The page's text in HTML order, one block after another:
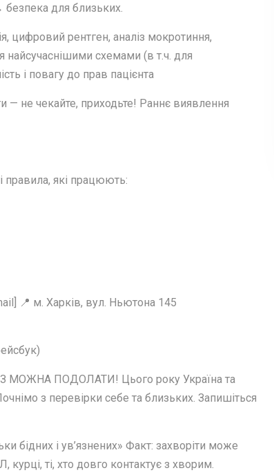
для близьких.
цифровий рентген, аналіз мокротиння,
найсучаснішими схемами (в т.ч. для
і повагу до прав пацієнта
— не чекайте, приходьте! Раннє виявлення
правила, які працюють:
📍 м. Харків, вул. Ньютона 145
МОЖНА ПОДОЛАТИ! Цього року Україна та
з перевірки себе та близьких. Запишіться
бідних і ув’язнених» Факт: захворіти може
ті, хто довго контактує з хворим.